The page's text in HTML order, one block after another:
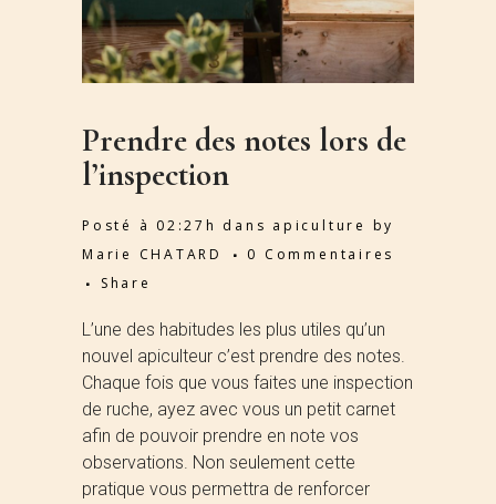
Prendre des notes lors de
l’inspection
Posté à 02:27h dans apiculture by
Marie CHATARD
0 Commentaires
Share
L’une des habitudes les plus utiles qu’un
nouvel apiculteur c’est prendre des notes.
Chaque fois que vous faites une inspection
de ruche, ayez avec vous un petit carnet
afin de pouvoir prendre en note vos
observations. Non seulement cette
pratique vous permettra de renforcer